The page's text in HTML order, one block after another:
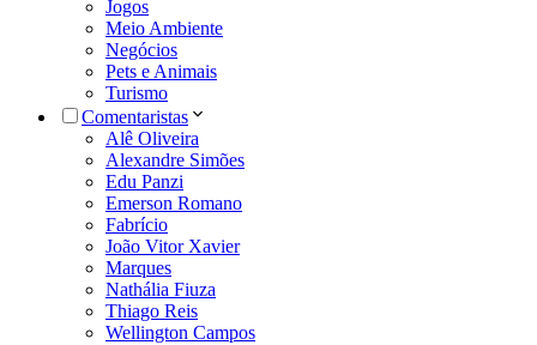
Jogos
Meio Ambiente
Negócios
Pets e Animais
Turismo
Comentaristas
Alê Oliveira
Alexandre Simões
Edu Panzi
Emerson Romano
Fabrício
João Vitor Xavier
Marques
Nathália Fiuza
Thiago Reis
Wellington Campos